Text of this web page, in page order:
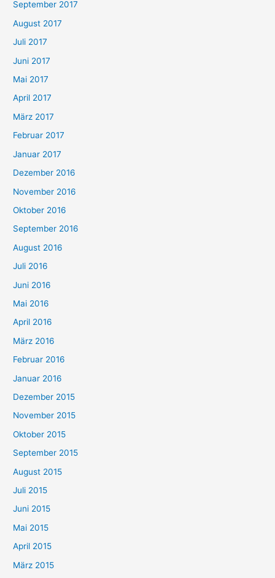
September 2017
August 2017
Juli 2017
Juni 2017
Mai 2017
April 2017
März 2017
Februar 2017
Januar 2017
Dezember 2016
November 2016
Oktober 2016
September 2016
August 2016
Juli 2016
Juni 2016
Mai 2016
April 2016
März 2016
Februar 2016
Januar 2016
Dezember 2015
November 2015
Oktober 2015
September 2015
August 2015
Juli 2015
Juni 2015
Mai 2015
April 2015
März 2015